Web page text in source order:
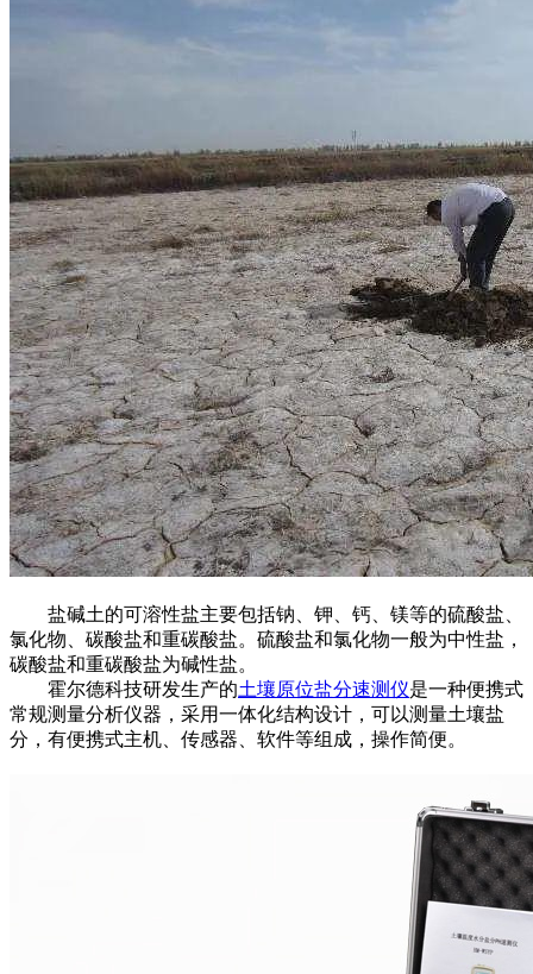
盐碱土的可溶性盐主要包括钠、钾、钙、镁等的硫酸盐、
氯化物、碳酸盐和重碳酸盐。硫酸盐和氯化物一般为中性盐，
碳酸盐和重碳酸盐为碱性盐。
霍尔德科技研发生产的土壤原位盐分速测仪是一种便携式
常规测量分析仪器，采用一体化结构设计，可以测量土壤盐
分，有便携式主机、传感器、软件等组成，操作简便。